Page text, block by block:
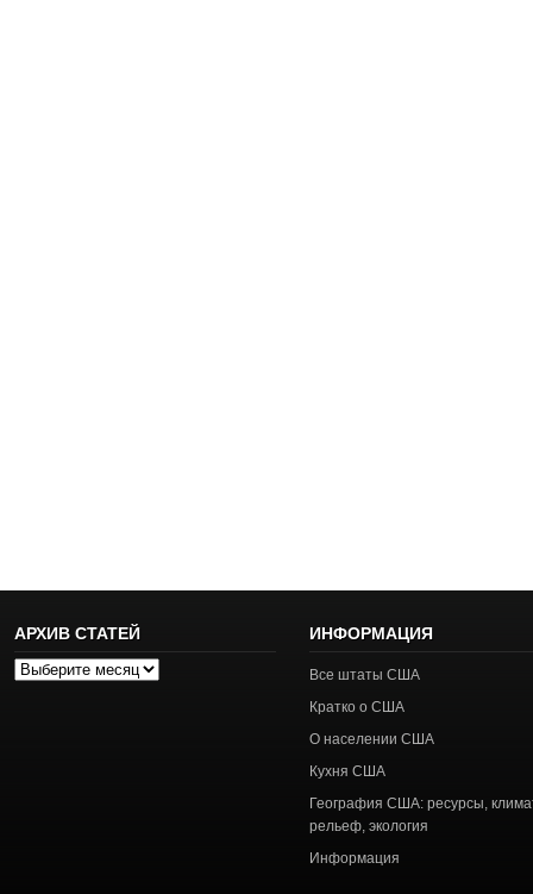
АРХИВ СТАТЕЙ
Архив
ИНФОРМАЦИЯ
Все штаты США
Кратко о США
О населении США
Кухня США
География США: ресурсы,
рельеф, экология
Информация